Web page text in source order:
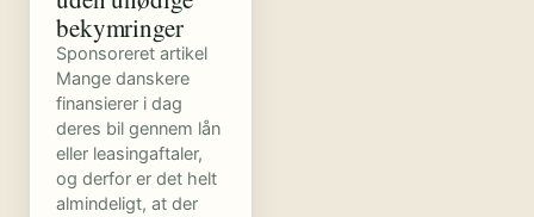
bekymringer
Sponsoreret artikel
Mange danskere
finansierer i dag
deres bil gennem lån
eller leasingaftaler,
og derfor er det helt
almindeligt, at der